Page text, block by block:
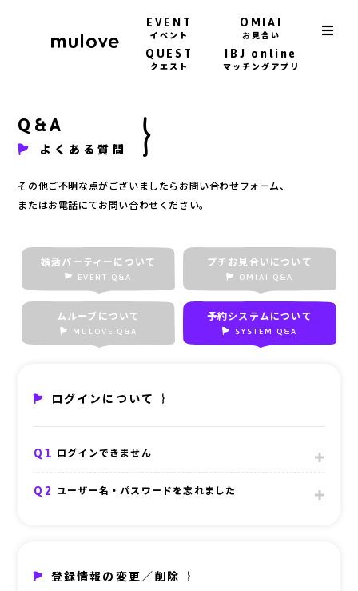
EVENT
イベント
OMIAI
お見合い
QUEST
クエスト
IBJ online
マッチングアプリ
Q&A
よくある質問
その他ご不明な点がございましたらお問い合わせフォーム、
またはお電話にてお問い合わせください。
婚活パーティーについて
EVENT Q&A
プチお見合いについて
OMIAI Q&A
ムルーブについて
MULOVE Q&A
予約システムについて
SYSTEM Q&A
ログインについて
Q1 ログインできません
Q2 ユーザー名・パスワードを忘れました
登録情報の変更／削除